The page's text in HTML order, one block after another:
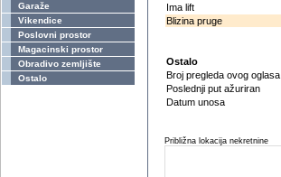
Garaže
Vikendice
Poslovni prostor
Magacinski prostor
Obradivo zemljište
Ostalo
Ima lift
Blizina pruge
Ostalo
Broj pregleda ovog oglasa
Poslednji put ažuriran
Datum unosa
Približna lokacija nekretnine